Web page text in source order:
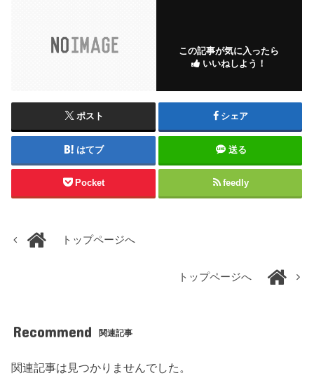
この記事が気に入ったら
いいねしよう！
ポスト シェア
はてブ 送る
Pocket feedly
トップページへ
トップページへ
Recommend 関連記事
関連記事は見つかりませんでした。